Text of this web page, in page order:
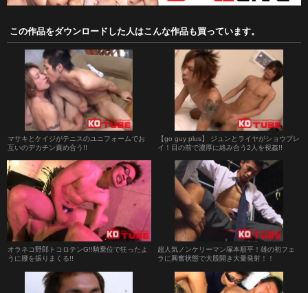
この作品をダウンロードした人はこんな作品も買っています。
マサキとケイジがテニスのユニフォームでお
互いのデカチン責め合う!!
【go guy plus】 ジュンとライヤがショウプレ
イ！目の前で濃厚に絡み合う2人を視姦!!
オラネコ野郎トコロテンG!!騎乗位で狂ったよ
うに腰を振りまくる!!
超人気ノンケリーマン塚本順平！雄の初フェ
ラに興奮状態で大股開き大量発射！！